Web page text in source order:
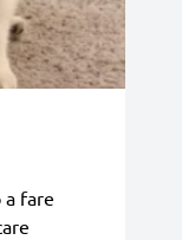
fare